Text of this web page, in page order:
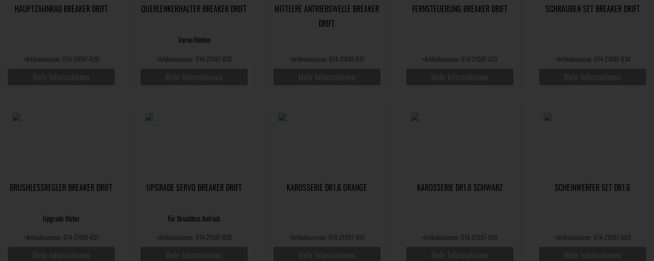
HAUPTZAHNRAD BREAKER DRIFT
•Artikelnummer: 014-21087-029
QUERLENKERHALTER BREAKER DRIFT
Vorne/hinten
•Artikelnummer: 014-21087-030
MITTLERE ANTRIEBSWELLE BREAKER
DRIFT
•Artikelnummer: 014-21087-031
FERNSTEUERUNG BREAKER DRIFT
•Artikelnummer: 014-21087-033
SCHRAUBEN SET BREAKER DRIFT
•Artikelnummer: 014-21087-034
BRUSHLESSREGLER BREAKER DRIFT
Upgrade Motor
•Artikelnummer: 014-21087-037
UPGRADE SERVO BREAKER DRIFT
Für Brushless Antrieb
•Artikelnummer: 014-21087-038
KAROSSERIE DR1.6 ORANGE
•Artikelnummer: 014-21097-001
KAROSSERIE DR1.6 SCHWARZ
•Artikelnummer: 014-21097-002
SCHEINWERFER SET DR1.6
•Artikelnummer: 014-21097-003